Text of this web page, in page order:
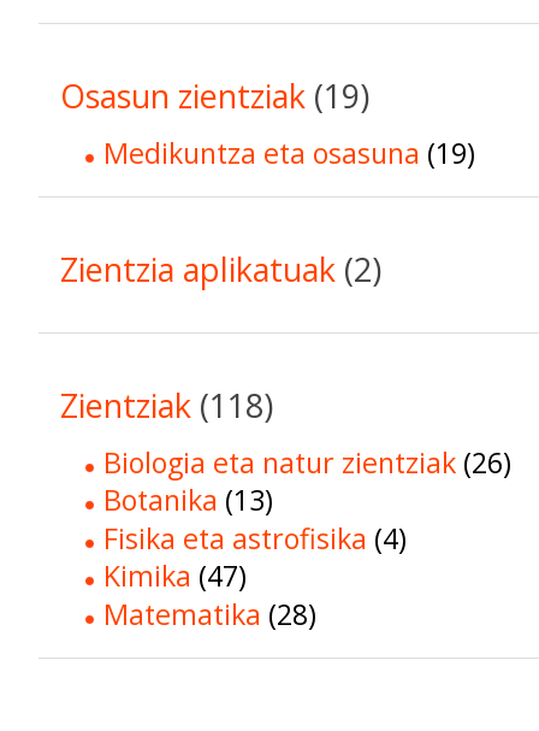
Osasun zientziak (19)
Medikuntza eta osasuna (19)
Zientzia aplikatuak (2)
Zientziak (118)
Biologia eta natur zientziak (26)
Botanika (13)
Fisika eta astrofisika (4)
Kimika (47)
Matematika (28)